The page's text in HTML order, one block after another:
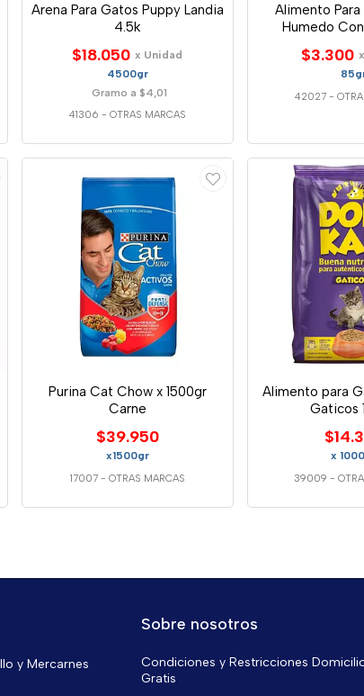
Arena Para Gatos Puppy Landia
4.5k
$18.050 x Unidad
4500gr
Gramo a $4,01
41306 - OTRAS MARCAS
Alimento
Humedo
$3.300
42027 -
Purina Cat Chow x 1500gr
Carne
$39.950
x1500gr
17007 - OTRAS MARCAS
Alimento para
Gaticos
x
39009 -
y Mercarnes
Sobre nosotros
Condiciones y Restricciones
Gratis